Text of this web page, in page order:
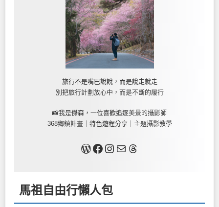
旅行不是嘴巴說說，而是說走就走
別把旅行計劃放心中，而是不斷的履行
📸我是傑森，一位喜歡追逐美景的攝影師
368鄉鎮計畫｜特色遊程分享｜主題攝影教學
關於我Facebook InstagramMail Threads
馬祖自由行懶人包